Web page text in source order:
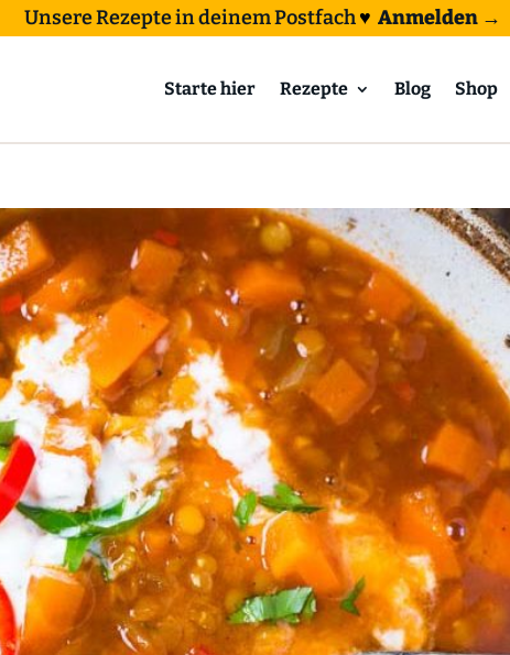
Unsere Rezepte in deinem Postfach♥ Anmelden →
Starte hier Rezepte Blog Shop